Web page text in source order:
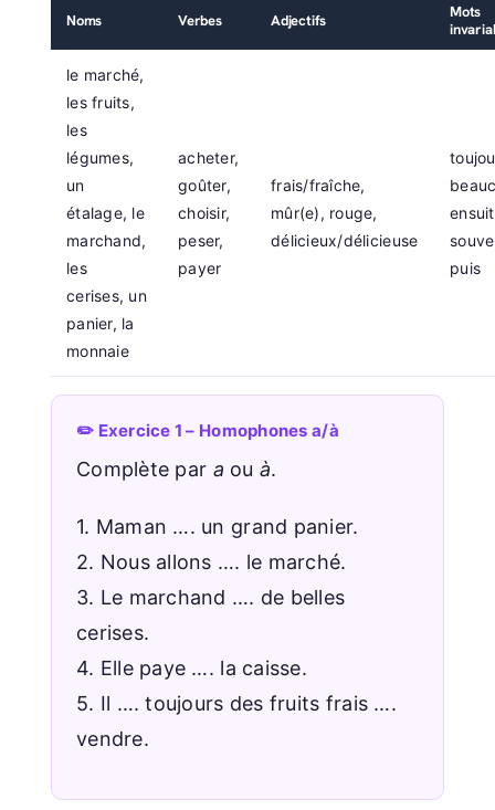
Noms Verbes Adjectifs
Mots
le marché,
les fruits,
les
légumes,
un
étalage, le
marchand,
les
cerises, un
panier, la
monnaie
acheter,
goûter,
choisir,
peser,
payer
frais/fraîche,
mûr(e), rouge,
délicieux/délicieuse
puis
✏️ Exercice 1 – Homophones a/à
Complète par a ou à.
1. Maman …. un grand panier.
2. Nous allons …. le marché.
3. Le marchand …. de belles
cerises.
4. Elle paye …. la caisse.
5. Il …. toujours des fruits frais ….
vendre.